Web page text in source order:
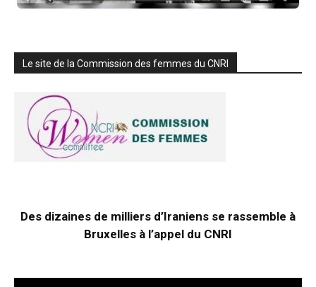
Le site de la Commission des femmes du CNRI
Des dizaines de milliers d’Iraniens se rassemble à
Bruxelles à l’appel du CNRI